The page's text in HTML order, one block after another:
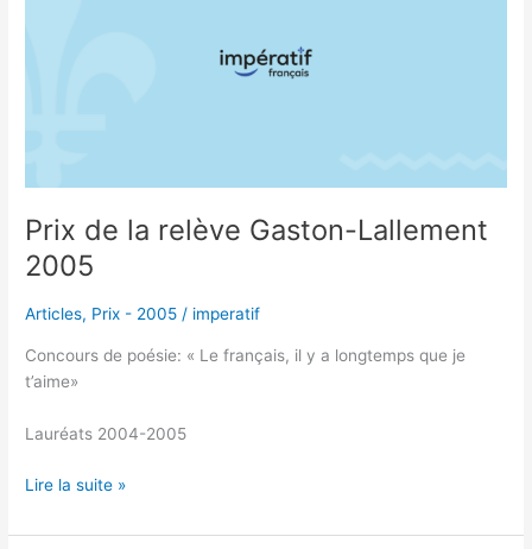
Prix de la relève Gaston-Lallement
2005
Articles, Prix - 2005 / imperatif
Concours de poésie: « Le français, il y a longtemps que je
t’aime»
Lauréats 2004-2005
Lire la suite »